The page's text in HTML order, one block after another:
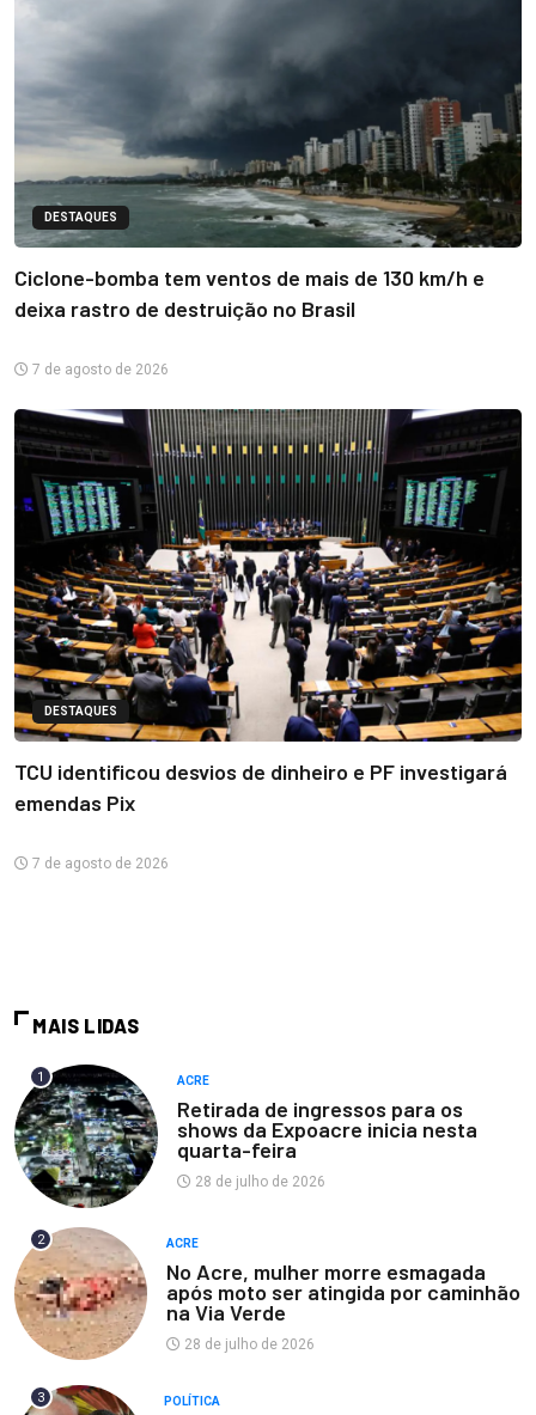
DESTAQUES
Ciclone-bomba tem ventos de mais de 130 km/h e
deixa rastro de destruição no Brasil
7 de agosto de 2026
DESTAQUES
TCU identificou desvios de dinheiro e PF investigará
emendas Pix
7 de agosto de 2026
MAIS LIDAS
1 ACRE
Retirada de ingressos para os
shows da Expoacre inicia nesta
quarta-feira
28 de julho de 2026
2 ACRE
No Acre, mulher morre esmagada
após moto ser atingida por caminhão
na Via Verde
28 de julho de 2026
3 POLÍTICA